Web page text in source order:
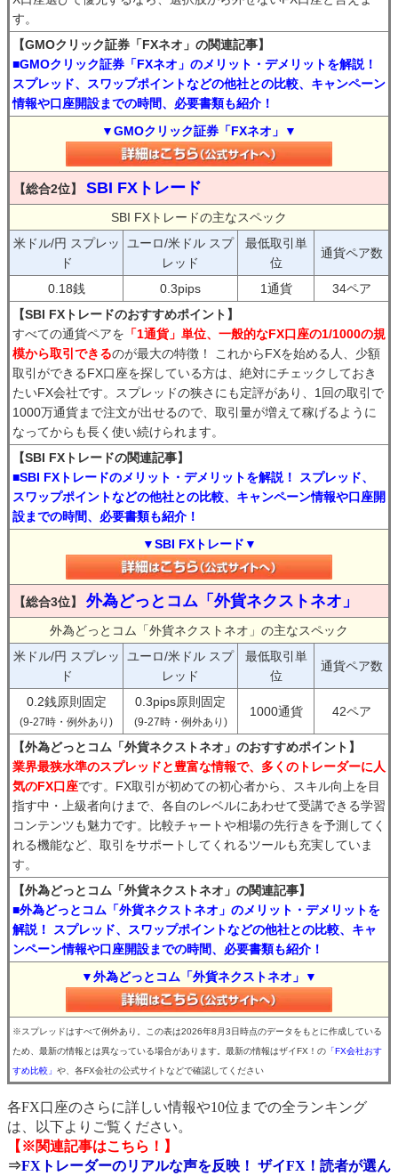
す。
【GMOクリック証券「FXネオ」の関連記事】
■GMOクリック証券「FXネオ」のメリット・デメリットを解説！
スプレッド、スワップポイントなどの他社との比較、キャンペーン
情報や口座開設までの時間、必要書類も紹介！
▼GMOクリック証券「FXネオ」▼
【総合2位】 SBI FXトレード
SBI FXトレードの主なスペック
米ドル/円 スプレッ
ド
ユーロ/米ドル スプ
レッド
最低取引単
位
通貨ペア数
0.18銭 0.3pips 1通貨
34ペア
【SBI FXトレードのおすすめポイント】
すべての通貨ペアを 「1通貨」単位、一般的なFX口座の1/1000の規
模から取引できるのが最大の特徴！ これからFXを始める人、少額
取引ができるFX口座を探している方は、絶対にチェックしておき
たいFX会社です。スプレッドの狭さにも定評があり、1回の取引で
1000万通貨まで注文が出せるので、取引量が増えて稼げるように
なってからも長く使い続けられます。
【SBI FXトレードの関連記事】
■SBI FXトレードのメリット・デメリットを解説！ スプレッド、
スワップポイントなどの他社との比較、キャンペーン情報や口座開
設までの時間、必要書類も紹介！
▼SBI FXトレード▼
【総合3位】 外為どっとコム「外貨ネクストネオ」
外為どっとコム「外貨ネクストネオ」の主なスペック
米ドル/円 スプレッ
ド
ユーロ/米ドル スプ
レッド
最低取引単
位
通貨ペア数
0.2銭原則固定
(9-27時・例外あり)
0.3pips原則固定
(9-27時・例外あり)
1000通貨 42ペア
【外為どっとコム「外貨ネクストネオ」のおすすめポイント】
業界最狭水準のスプレッドと豊富な情報で、多くのトレーダーに人
気のFX口座です。FX取引が初めての初心者から、スキル向上を目
指す中・上級者向けまで、各自のレベルにあわせて受講できる学習
コンテンツも魅力です。比較チャートや相場の先行きを予測してく
れる機能など、取引をサポートしてくれるツールも充実していま
す。
【外為どっとコム「外貨ネクストネオ」の関連記事】
■外為どっとコム「外貨ネクストネオ」のメリット・デメリットを
解説！ スプレッド、スワップポイントなどの他社との比較、キャ
ンペーン情報や口座開設までの時間、必要書類も紹介！
▼外為どっとコム「外貨ネクストネオ」▼
※スプレッドはすべて例外あり。この表は2026年8月3日時点のデータをもとに作成している
ため、最新の情報とは異なっている場合があります。最新の情報はザイFX！の 「FX会社おす
すめ比較」 や、各FX会社の公式サイトなどで確認してください
各FX口座のさらに詳しい情報や10位までの全ランキング
は、以下よりご覧ください。
【※関連記事はこちら！】
⇒FXトレーダーのリアルな声を反映！ ザイFX！読者が選ん